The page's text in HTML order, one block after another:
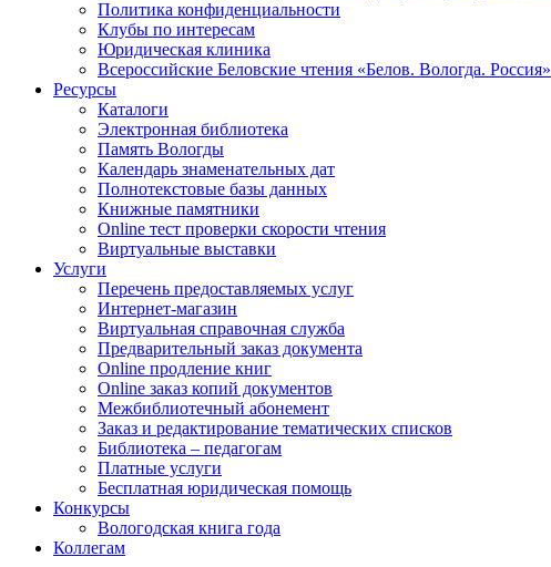
Политика конфиденциальности
Клубы по интересам
Юридическая клиника
Всероссийские Беловские чтения «Белов. Вологда. Россия»
Ресурсы
Каталоги
Электронная библиотека
Память Вологды
Календарь знаменательных дат
Полнотекстовые базы данных
Книжные памятники
Online тест проверки скорости чтения
Виртуальные выставки
Услуги
Перечень предоставляемых услуг
Интернет-магазин
Виртуальная справочная служба
Предварительный заказ документа
Online продление книг
Online заказ копий документов
Межбиблиотечный абонемент
Заказ и редактирование тематических списков
Библиотека – педагогам
Платные услуги
Бесплатная юридическая помощь
Конкурсы
Вологодская книга года
Коллегам